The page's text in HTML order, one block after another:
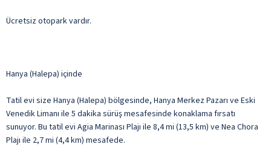
Ücretsiz otopark vardır.
Hanya (Halepa) içinde
Tatil evi size Hanya (Halepa) bölgesinde, Hanya Merkez Pazarı ve Eski
Venedik Limanı ile 5 dakika sürüş mesafesinde konaklama fırsatı
sunuyor. Bu tatil evi Agia Marinası Plajı ile 8,4 mi (13,5 km) ve Nea Chora
Plajı ile 2,7 mi (4,4 km) mesafede.